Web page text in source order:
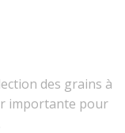
des grains à
importante pour